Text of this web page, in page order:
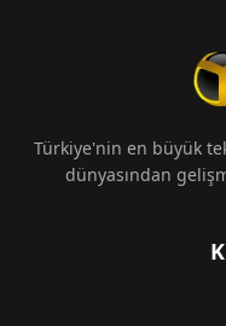
Türkiye'nin en büyük
dünyasından